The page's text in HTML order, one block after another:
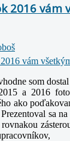
2016 vám
som
a 2016
ako
sa